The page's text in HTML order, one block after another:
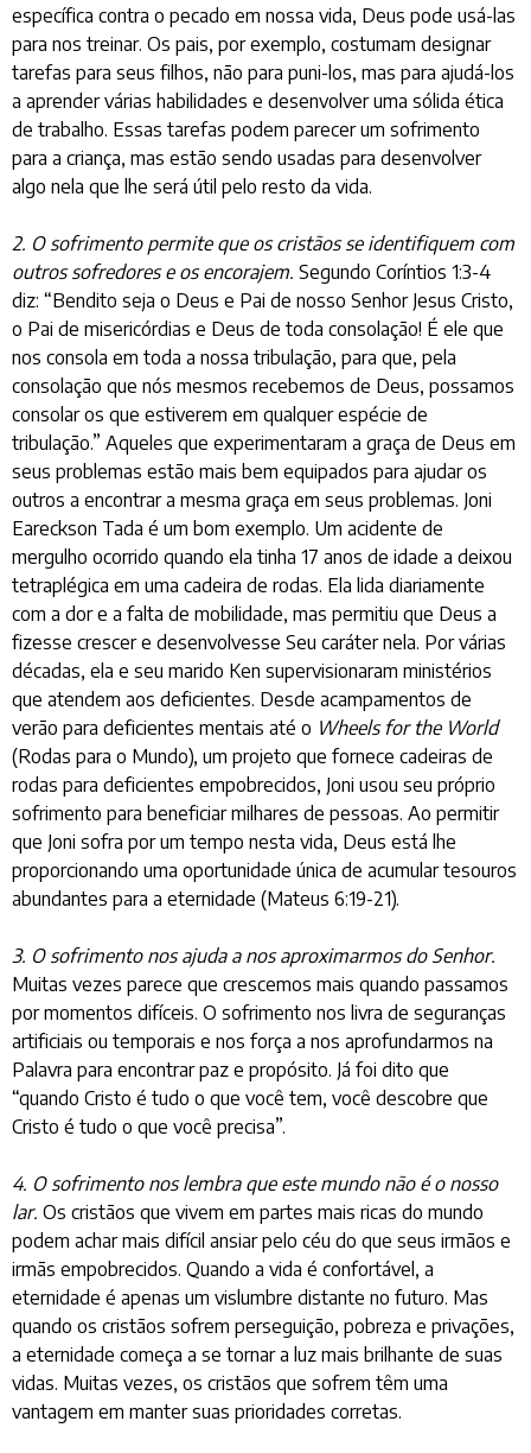
específica contra o pecado em nossa vida, Deus pode usá-las
para nos treinar. Os pais, por exemplo, costumam designar
tarefas para seus filhos, não para puni-los, mas para ajudá-los
a aprender várias habilidades e desenvolver uma sólida ética
de trabalho. Essas tarefas podem parecer um sofrimento
para a criança, mas estão sendo usadas para desenvolver
algo nela que lhe será útil pelo resto da vida.
2. O sofrimento permite que os cristãos se identifiquem com
outros sofredores e os encorajem. Segundo Coríntios 1:3-4
diz: “Bendito seja o Deus e Pai de nosso Senhor Jesus Cristo,
o Pai de misericórdias e Deus de toda consolação! É ele que
nos consola em toda a nossa tribulação, para que, pela
consolação que nós mesmos recebemos de Deus, possamos
consolar os que estiverem em qualquer espécie de
tribulação.” Aqueles que experimentaram a graça de Deus em
seus problemas estão mais bem equipados para ajudar os
outros a encontrar a mesma graça em seus problemas. Joni
Eareckson Tada é um bom exemplo. Um acidente de
mergulho ocorrido quando ela tinha 17 anos de idade a deixou
tetraplégica em uma cadeira de rodas. Ela lida diariamente
com a dor e a falta de mobilidade, mas permitiu que Deus a
fizesse crescer e desenvolvesse Seu caráter nela. Por várias
décadas, ela e seu marido Ken supervisionaram ministérios
que atendem aos deficientes. Desde acampamentos de
verão para deficientes mentais até o Wheels for the World
(Rodas para o Mundo), um projeto que fornece cadeiras de
rodas para deficientes empobrecidos, Joni usou seu próprio
sofrimento para beneficiar milhares de pessoas. Ao permitir
que Joni sofra por um tempo nesta vida, Deus está lhe
proporcionando uma oportunidade única de acumular tesouros
abundantes para a eternidade (Mateus 6:19-21).
3. O sofrimento nos ajuda a nos aproximarmos do Senhor.
Muitas vezes parece que crescemos mais quando passamos
por momentos difíceis. O sofrimento nos livra de seguranças
artificiais ou temporais e nos força a nos aprofundarmos na
Palavra para encontrar paz e propósito. Já foi dito que
“quando Cristo é tudo o que você tem, você descobre que
Cristo é tudo o que você precisa”.
4. O sofrimento nos lembra que este mundo não é o nosso
lar. Os cristãos que vivem em partes mais ricas do mundo
podem achar mais difícil ansiar pelo céu do que seus irmãos e
irmãs empobrecidos. Quando a vida é confortável, a
eternidade é apenas um vislumbre distante no futuro. Mas
quando os cristãos sofrem perseguição, pobreza e privações,
a eternidade começa a se tornar a luz mais brilhante de suas
vidas. Muitas vezes, os cristãos que sofrem têm uma
vantagem em manter suas prioridades corretas.